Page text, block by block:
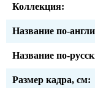
Коллекция:
Название по-
Название по-
Размер кадра, см: